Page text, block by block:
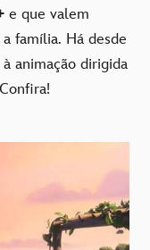
e que valem
família. Há desde
à animação dirigida